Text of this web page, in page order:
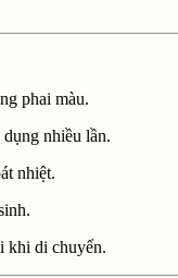
phai màu.
nhiều lần.
nhiệt.
khi di chuyển.